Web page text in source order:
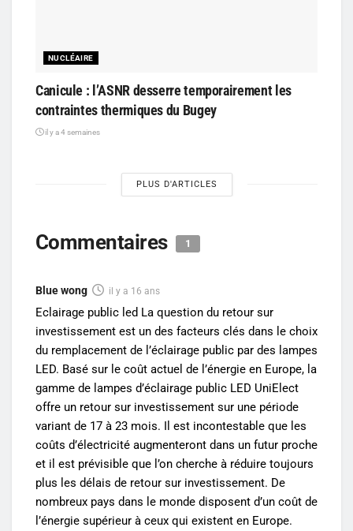
NUCLÉAIRE
Canicule : l’ASNR desserre temporairement les
contraintes thermiques du Bugey
il y a 4 semaines
PLUS D'ARTICLES
Commentaires 1
Blue wong il y a 16 ans
Eclairage public led La question du retour sur
investissement est un des facteurs clés dans le choix
du remplacement de l’éclairage public par des lampes
LED. Basé sur le coût actuel de l’énergie en Europe, la
gamme de lampes d’éclairage public LED UniElect
offre un retour sur investissement sur une période
variant de 17 à 23 mois. Il est incontestable que les
coûts d’électricité augmenteront dans un futur proche
et il est prévisible que l’on cherche à réduire toujours
plus les délais de retour sur investissement. De
nombreux pays dans le monde disposent d’un coût de
l’énergie supérieur à ceux qui existent en Europe.